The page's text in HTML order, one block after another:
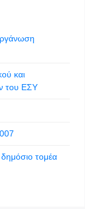
και
του ΕΣΥ
τομέα